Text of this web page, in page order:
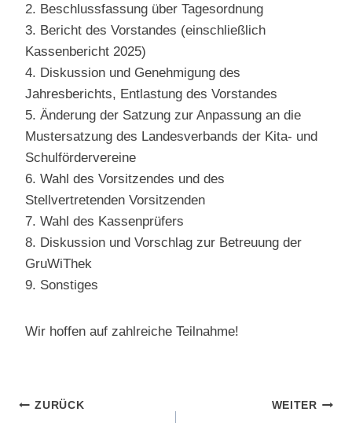
2. Beschlussfassung über Tagesordnung
3. Bericht des Vorstandes (einschließlich
Kassenbericht 2025)
4. Diskussion und Genehmigung des
Jahresberichts, Entlastung des Vorstandes
5. Änderung der Satzung zur Anpassung an die
Mustersatzung des Landesverbands der Kita- und
Schulfördervereine
6. Wahl des Vorsitzendes und des
Stellvertretenden Vorsitzenden
7. Wahl des Kassenprüfers
8. Diskussion und Vorschlag zur Betreuung der
GruWiThek
9. Sonstiges
Wir hoffen auf zahlreiche Teilnahme!
Beitragsnavigation
ZURÜCK WEITER